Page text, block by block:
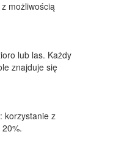
możliwością
lub las. Każdy
znajduje się
korzystanie z